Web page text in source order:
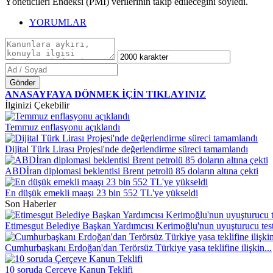
YORUMLAR
Gönder
ANASAYFAYA DÖNMEK İÇİN TIKLAYINIZ
İlginizi Çekebilir
Temmuz enflasyonu açıklandı
Dijital Türk Lirası Projesi'nde değerlendirme süreci tamamlandı
ABDİran diplomasi beklentisi Brent petrolü 85 doların altına çekti
En düşük emekli maaşı 23 bin 552 TL'ye yükseldi
Son Haberler
Etimesgut Belediye Başkan Yardımcısı Kerimoğlu'nun uyuşturucu
Cumhurbaşkanı Erdoğan'dan Terörsüz Türkiye yasa teklifine ilişkin...
10 soruda Çerçeve Kanun Teklifi